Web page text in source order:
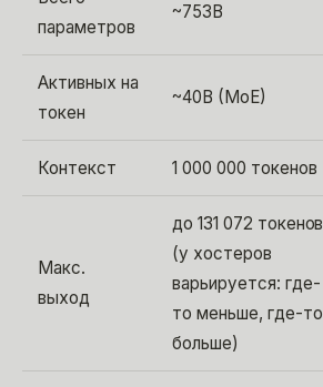
параметров
~753B
Активных на
токен
~40B (MoE)
Контекст 1 000 000 токенов
Макс.
выход
до 131 072 токенов
(у хостеров
варьируется: где-
то меньше, где-то
больше)